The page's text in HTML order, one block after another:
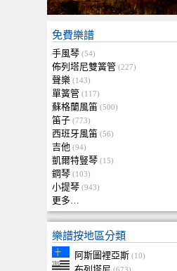
免費樂譜
手風琴 (54)
佈列塔尼雙簧管 (227)
聲樂 (143)
單簧管 (117)
蘇格蘭風笛 (500)
笛子 (773)
西班牙風笛 (56)
吉他 (94)
凱爾特豎琴 (15)
鋼琴 (103)
小提琴 (943)
更多…
樂譜按地區分類
阿斯圖裡亞斯 (10)